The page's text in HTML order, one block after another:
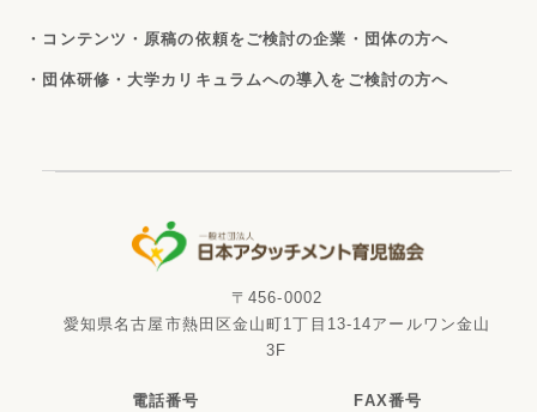
・コンテンツ・原稿の依頼をご検討の企業・団体の方へ
・団体研修・大学カリキュラムへの導入をご検討の方へ
〒456-0002
愛知県名古屋市熱田区金山町1丁目13-14アールワン金山
3F
電話番号
FAX番号